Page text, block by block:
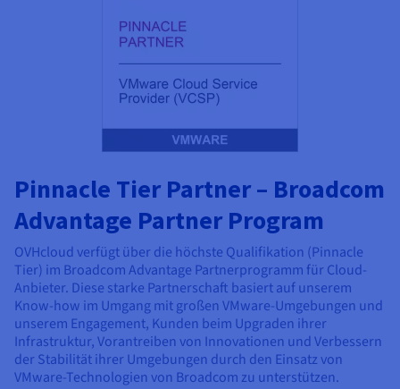
Pinnacle Tier Partner – Broadcom
Advantage Partner Program
OVHcloud verfügt über die höchste Qualifikation (Pinnacle
Tier) im Broadcom Advantage Partnerprogramm für Cloud-
Anbieter. Diese starke Partnerschaft basiert auf unserem
Know-how im Umgang mit großen VMware-Umgebungen und
unserem Engagement, Kunden beim Upgraden ihrer
Infrastruktur, Vorantreiben von Innovationen und Verbessern
der Stabilität ihrer Umgebungen durch den Einsatz von
VMware-Technologien von Broadcom zu unterstützen.